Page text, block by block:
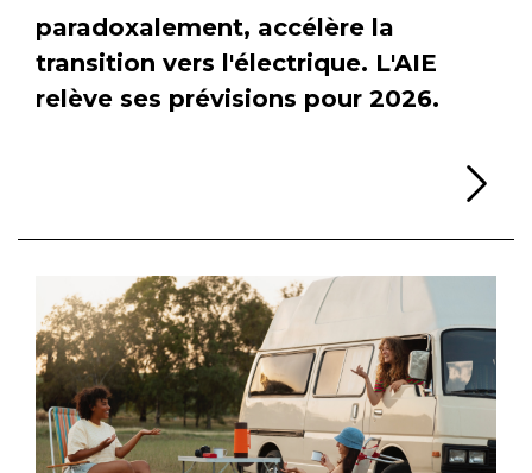
paradoxalement, accélère la
transition vers l'électrique. L'AIE
relève ses prévisions pour 2026.